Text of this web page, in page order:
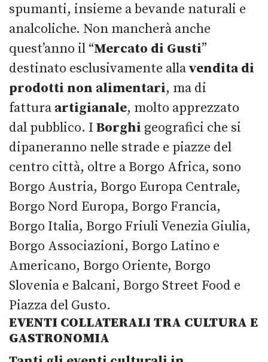
spumanti, insieme a bevande naturali e
analcoliche. Non mancherà anche
quest’anno il “Mercato di Gusti”
destinato esclusivamente allavendita di
prodotti non alimentari, ma di
fattura artigianale, molto apprezzato
dal pubblico. I Borghi geografici che si
dipaneranno nelle strade e piazze del
centro città, oltre a Borgo Africa, sono
Borgo Austria, Borgo Europa Centrale,
Borgo Nord Europa, Borgo Francia,
Borgo Italia, Borgo Friuli Venezia Giulia,
Borgo Associazioni, Borgo Latino e
Americano, Borgo Oriente, Borgo
Slovenia e Balcani, Borgo Street Food e
Piazza del Gusto.
EVENTI COLLATERALI TRA CULTURA E
GASTRONOMIA